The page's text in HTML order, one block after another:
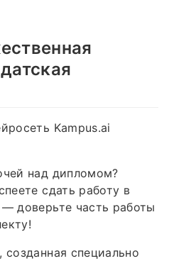
Kampus.ai
над дипломом?
сдать работу в
доверьте часть работы
специально